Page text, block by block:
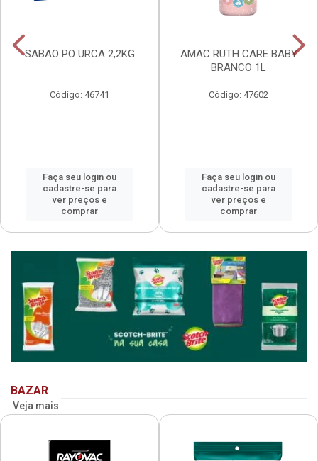
SABAO PO URCA 2,2KG
Código: 46741
Faça seu login ou
cadastre-se para
ver preços e
comprar
AMAC RUTH CARE BABY
BRANCO 1L
Código: 47602
Faça seu login ou
cadastre-se para
ver preços e
comprar
BAZAR
Veja mais